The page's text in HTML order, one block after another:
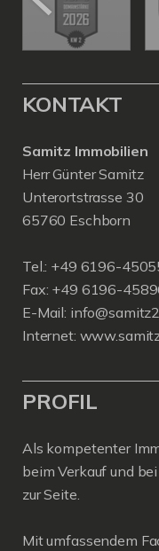
KONTAKT
Samitz Immobilien
Herr Günter Samitz
Unterortstrasse 30
65760 Eschborn
Tel.: +49 6196-
Fax: +49 6196-
E-Mail:
Internet:
PROFIL
Als kompetenter
beim Verkauf und
zur Seite.
Mit umfassendem